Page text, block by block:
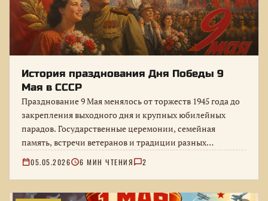
История празднования Дня Победы 9
Мая в СССР
Празднование 9 Мая менялось от торжеств 1945 года до
закрепления выходного дня и крупных юбилейных
парадов. Государственные церемонии, семейная
память, встречи ветеранов и традиции разных…
05.05.2026 6 МИН ЧТЕНИЯ 2